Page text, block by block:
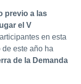
previo a las
el V
en esta
este año ha
de la Demanda